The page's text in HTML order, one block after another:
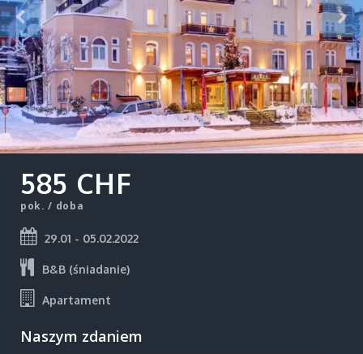
585 CHF
pok. / doba
29.01 - 05.02.2022
B&B (śniadanie)
Apartament
Naszym zdaniem